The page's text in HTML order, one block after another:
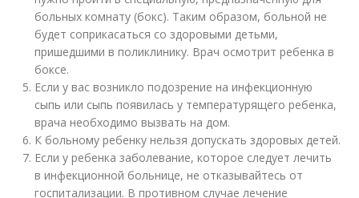
больных комнату (бокс). Таким образом, больной не
будет соприкасаться со здоровыми детьми,
пришедшими в поликлинику. Врач осмотрит ребенка в
боксе.
Если у вас возникло подозрение на инфекционную
сыпь или сыпь появилась у температурящего ребенка,
врача необходимо вызвать на дом.
К больному ребенку нельзя допускать здоровых детей.
Если у ребенка заболевание, которое следует лечить
в инфекционной больнице, не отказывайтесь от
госпитализации. В противном случае лечение